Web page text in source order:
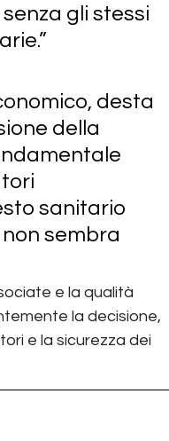
gli stessi
desta
della
sanitario
sembra
e la qualità
la decisione,
e la sicurezza dei